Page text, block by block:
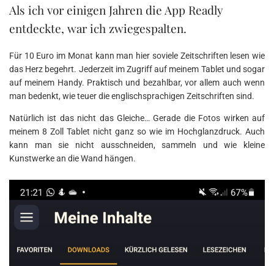
Als ich vor einigen Jahren die App Readly
entdeckte, war ich zwiegespalten.
Für 10 Euro im Monat kann man hier soviele Zeitschriften lesen wie
das Herz begehrt. Jederzeit im Zugriff auf meinem Tablet und sogar
auf meinem Handy. Praktisch und bezahlbar, vor allem auch wenn
man bedenkt, wie teuer die englischsprachigen Zeitschriften sind.
Natürlich ist das nicht das Gleiche… Gerade die Fotos wirken auf
meinem 8 Zoll Tablet nicht ganz so wie im Hochglanzdruck. Auch
kann man sie nicht ausschneiden, sammeln und wie kleine
Kunstwerke an die Wand hängen.